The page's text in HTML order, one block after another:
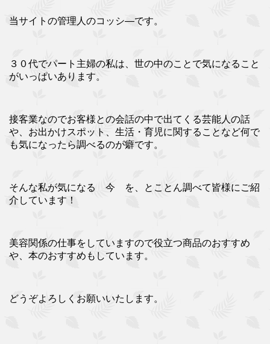
当サイトの管理人のコッシ―です。
３０代でパート主婦の私は、世の中のことで気になること
がいっぱいあります。
接客業なのでお客様との会話の中で出てくる芸能人の話
や、お出かけスポット、生活・育児に関することなど何で
も気になったら調べるのが癖です。
そんな私が気になる 今 を、とことん調べて皆様にご紹
介しています！
美容関係の仕事をしていますので役立つ商品のおすすめ
や、本のおすすめもしています。
どうぞよろしくお願いいたします。